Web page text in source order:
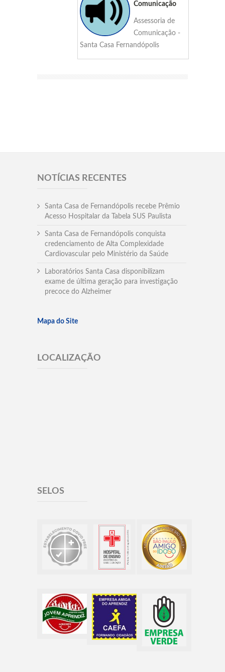
Comunicação
Assessoria de
Comunicação -
Santa Casa Fernandópolis
NOTÍCIAS RECENTES
Santa Casa de Fernandópolis recebe Prêmio
Acesso Hospitalar da Tabela SUS Paulista
Santa Casa de Fernandópolis conquista
credenciamento de Alta Complexidade
Cardiovascular pelo Ministério da Saúde
Laboratórios Santa Casa disponibilizam
exame de última geração para investigação
precoce do Alzheimer
Mapa do Site
LOCALIZAÇÃO
SELOS